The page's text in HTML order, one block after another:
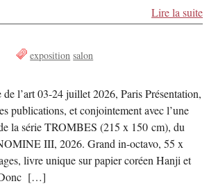
Lire la suite
exposition salon
l’art 03-24 juillet 2026, Paris Présentation,
publications, et conjointement avec l’une
la série TROMBES (215 x 150 cm), du
III, 2026. Grand in-octavo, 55 x
livre unique sur papier coréen Hanji et
[…]